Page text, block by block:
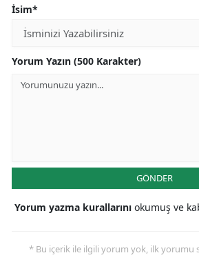
İsim*
Yorum Yazın (500 Karakter)
GÖNDER
Yorum yazma kurallarını okumuş ve
* Bu içerik ile ilgili yorum yok, ilk yorumu